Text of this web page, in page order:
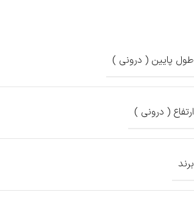
طول پایین ( درونی )
ارتفاع ( درونی )
برند